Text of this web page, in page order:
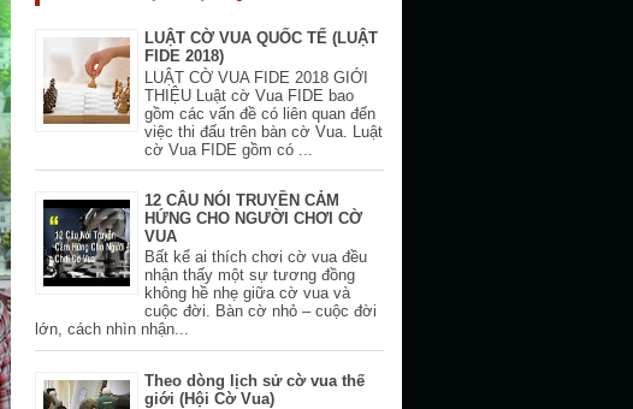
LUẬT CỜ VUA QUỐC TẾ (LUẬT
FIDE 2018)
LUẬT CỜ VUA FIDE 2018 GIỚI
THIỆU Luật cờ Vua FIDE bao
gồm các vấn đề có liên quan đến
việc thi đấu trên bàn cờ Vua. Luật
cờ Vua FIDE gồm có ...
12 CÂU NÓI TRUYỀN CẢM
HỨNG CHO NGƯỜI CHƠI CỜ
VUA
Bất kể ai thích chơi cờ vua đều
nhận thấy một sự tương đồng
không hề nhẹ giữa cờ vua và
cuộc đời. Bàn cờ nhỏ – cuộc đời
lớn, cách nhìn nhận...
Theo dòng lịch sử cờ vua thế
giới (Hội Cờ Vua)